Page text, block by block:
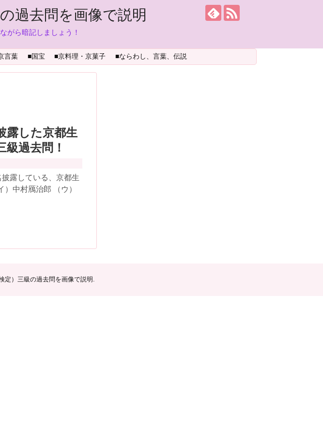
過去問を画像で説明
がら暗記しましょう！
言葉 ■国宝 ■京料理・京菓子 ■ならわし、言葉、伝説
露した京都生
過去問！
露している、京都生
中村鴈治郎 （ウ）
定）三級の過去問を画像で説明